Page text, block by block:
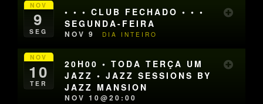
NOV
9
SEG
• • • CLUB FECHADO • • •
SEGUNDA-FEIRA
NOV 9 DIA INTEIRO
NOV
10
TER
20H00 • TODA TERÇA UM
JAZZ • JAZZ SESSIONS BY
JAZZ MANSION
NOV 10@20:00